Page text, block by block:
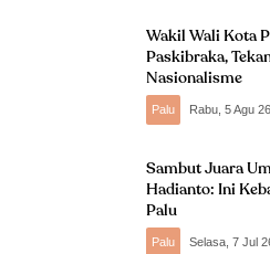
Wakil Wali Kota
Paskibraka,
Nasionalisme
Palu Rabu, 5 Agu 26
Sambut Juara
Hadianto: Ini
Palu
Palu Selasa, 7 Jul